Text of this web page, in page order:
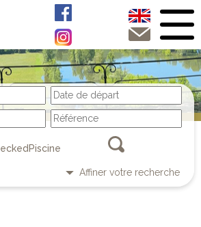
Piscine
Affiner votre recherche